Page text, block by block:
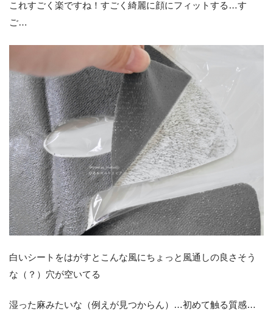
これすごく楽ですね！すごく綺麗に顔にフィットする…す
ご…
白いシートをはがすとこんな風にちょっと風通しの良さそう
な（？）穴が空いてる
湿った麻みたいな（例えが見つからん）…初めて触る質感…